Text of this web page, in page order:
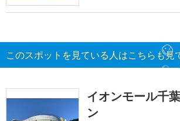
このスポットを見ている人はこちらも見
イオンモール千
ン